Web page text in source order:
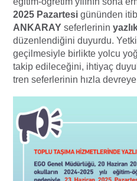
2025 Pazartesi gününden
ANKARAY seferlerinin
düzenlendiğini duyurdu.
geçilmesiyle birlikte yolcu
takip edileceğini, ihtiyaç
tren seferlerinin hızla devreye